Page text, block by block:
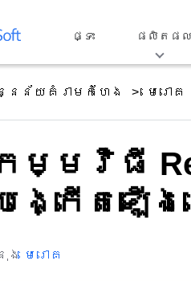
ផ្ទះ ផលិតផល
នន័យគំរាមកំហែង មេរោគ
ម្មវិធី
ង្កើត​ឡើង​
ង មេរោគ